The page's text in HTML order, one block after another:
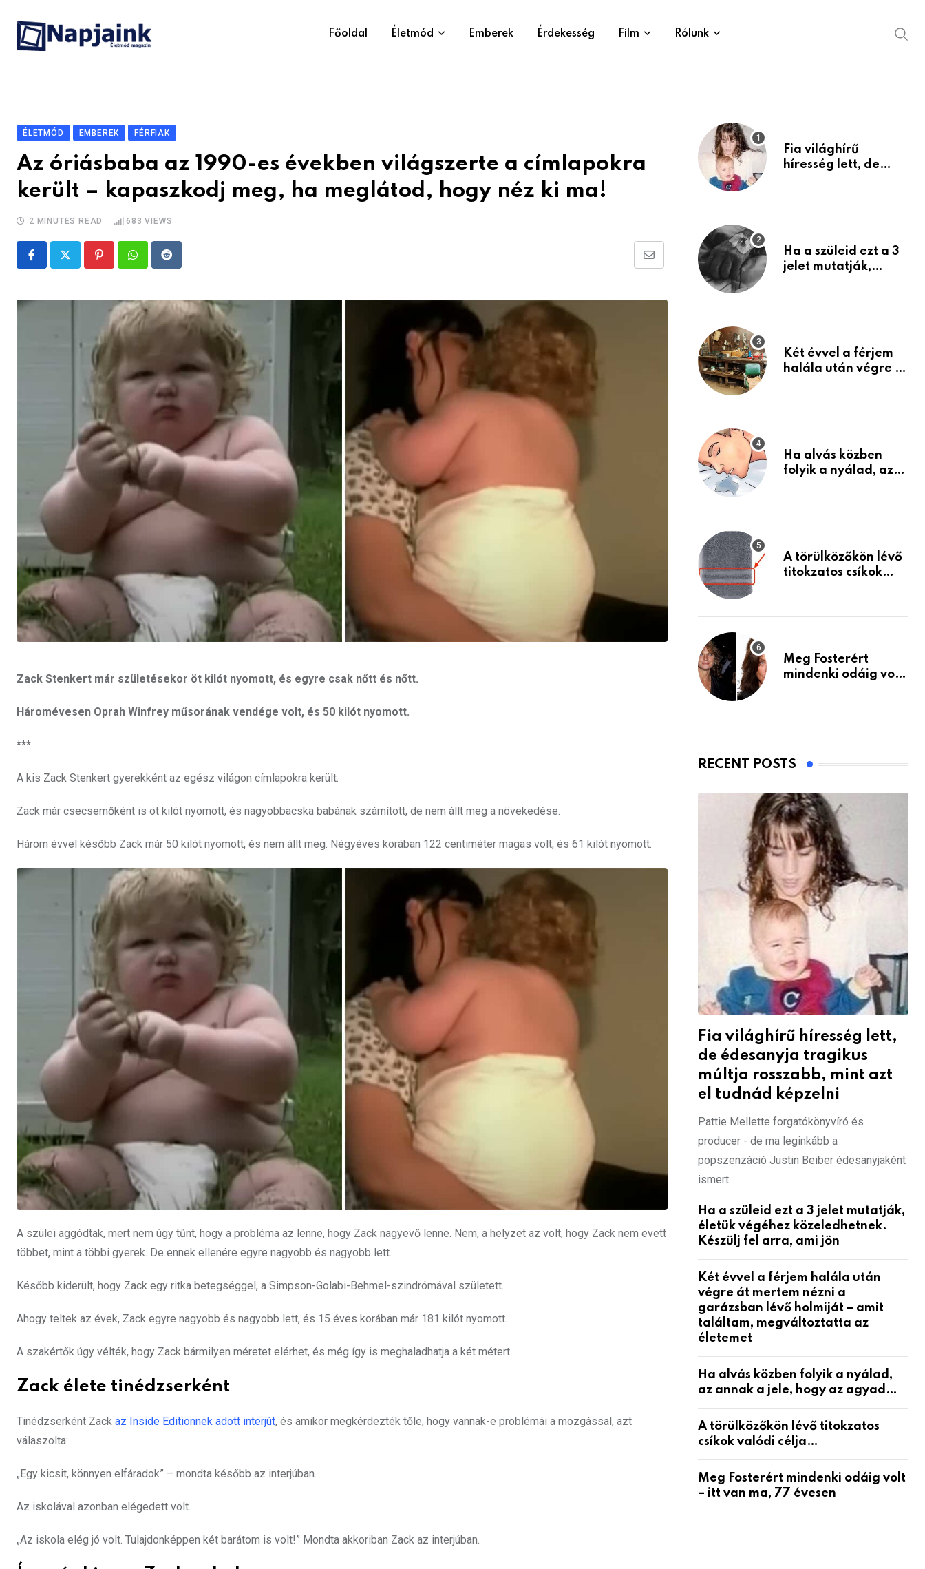
content
Főoldal Életmód Emberek Érdekesség Film Rólunk
ÉLETMÓD EMBEREK FÉRFIAK
Az óriásbaba az 1990-es években világszerte a címlapokra
került – kapaszkodj meg, ha meglátod, hogy néz ki ma!
2 MINUTES READ 683 VIEWS
PinterestWhatsappReddit
Share
Email
Zack Stenkert már születésekor öt kilót nyomott, és egyre csak nőtt és nőtt.
Háromévesen Oprah Winfrey műsorának vendége volt, és 50 kilót nyomott.
***
A kis Zack Stenkert gyerekként az egész világon címlapokra került.
Zack már csecsemőként is öt kilót nyomott, és nagyobbacska babának számított, de nem állt meg a növekedése.
Három évvel később Zack már 50 kilót nyomott, és nem állt meg. Négyéves korában 122 centiméter magas volt, és 61 kilót nyomott.
A szülei aggódtak, mert nem úgy tűnt, hogy a probléma az lenne, hogy Zack nagyevő lenne. Nem, a helyzet az volt, hogy Zack nem evett
többet, mint a többi gyerek. De ennek ellenére egyre nagyobb és nagyobb lett.
Később kiderült, hogy Zack egy ritka betegséggel, a Simpson-Golabi-Behmel-szindrómával született.
Ahogy teltek az évek, Zack egyre nagyobb és nagyobb lett, és 15 éves korában már 181 kilót nyomott.
A szakértők úgy vélték, hogy Zack bármilyen méretet elérhet, és még így is meghaladhatja a két métert.
Zack élete tinédzserként
Tinédzserként Zack az Inside Editionnek adott interjút, és amikor megkérdezték tőle, hogy vannak-e problémái a mozgással, azt
válaszolta:
„Egy kicsit, könnyen elfáradok” – mondta később az interjúban.
Az iskolával azonban elégedett volt.
„Az iskola elég jó volt. Tulajdonképpen két barátom is volt!” Mondta akkoriban Zack az interjúban.
Fia világhírű
híresség lett, de
mint azt el tudnád
Ha a szüleid ezt a 3
jelet mutatják,
Készülj fel arra, ami
Két évvel a férjem
halála után végre át
holmiját – amit
életemet
Ha alvás közben
folyik a nyálad, az
A törülközőkön lévő
titokzatos csíkok
Meg Fosterért
mindenki odáig volt
RECENT POSTS
Fia világhírű híresség lett,
de édesanyja tragikus
múltja rosszabb, mint azt
el tudnád képzelni
Pattie Mellette forgatókönyvíró és
producer - de ma leginkább a
popszenzáció Justin Beiber édesanyjaként
ismert.
Ha a szüleid ezt a 3 jelet mutatják,
életük végéhez közeledhetnek.
Készülj fel arra, ami jön
Két évvel a férjem halála után
végre át mertem nézni a
garázsban lévő holmiját – amit
találtam, megváltoztatta az
életemet
Ha alvás közben folyik a nyálad,
az annak a jele, hogy az agyad…
A törülközőkön lévő titokzatos
csíkok valódi célja…
Meg Fosterért mindenki odáig volt
– itt van ma, 77 évesen